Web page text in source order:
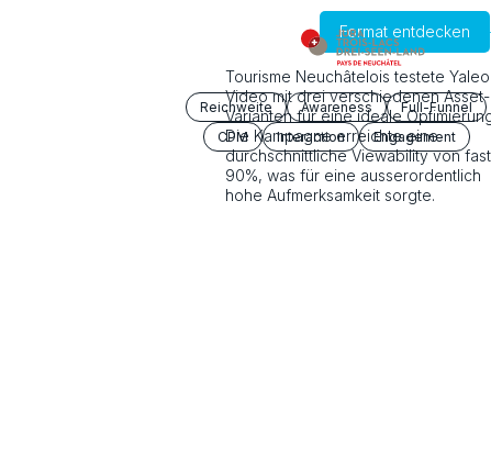
Format entdecken
Reichweite Awareness
Full-Funnel
CPM
Interaction Engagement
Tourisme Neuchâtelois testete Yaleo
Video mit drei verschiedenen Asset-
Varianten für eine ideale
Die Kampagne erreichte eine
durchschnittliche Viewability von fast
90%, was für eine ausserordentlich
hohe Aufmerksamkeit sorgte.